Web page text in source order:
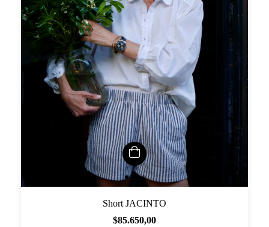
Short JACINTO
$85.650,00